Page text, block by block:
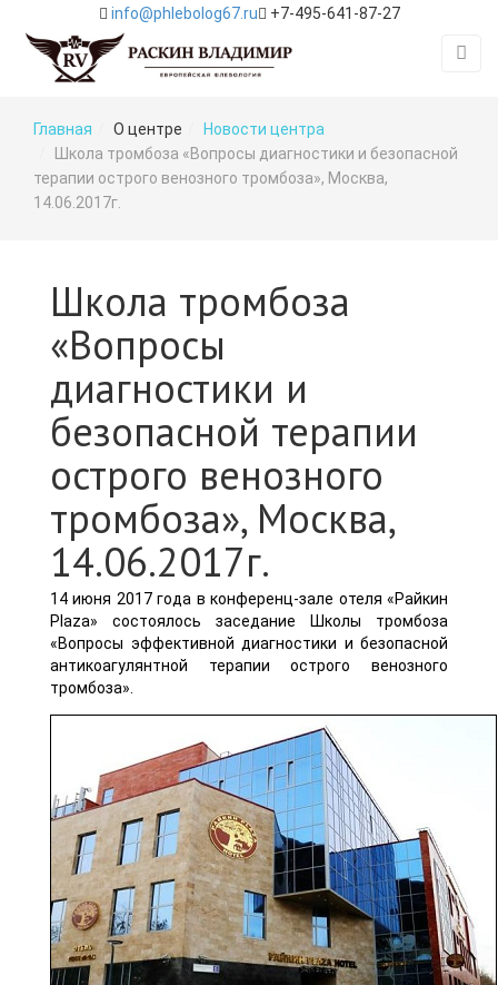
info@phlebolog67.ru +7-495-641-87-27
Главная О центре
Новости центра
Школа тромбоза «Вопросы диагностики и безопасной
терапии острого венозного тромбоза», Москва,
14.06.2017г.
Школа тромбоза
«Вопросы
диагностики и
безопасной терапии
острого венозного
тромбоза», Москва,
14.06.2017г.
14 июня 2017 года в конференц-зале отеля «Райкин
Plaza» состоялось заседание Школы тромбоза
«Вопросы эффективной диагностики и безопасной
антикоагулянтной терапии острого венозного
тромбоза».